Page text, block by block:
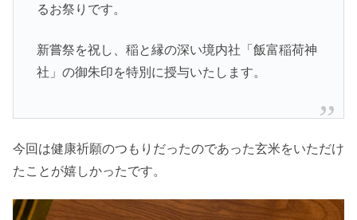
るお祭りです。
新嘗祭を祝し、稲と縁の深い境内社「飯富稲荷神
社」 の御朱印を特別に授与いたします。
今回は健康祈願のつもりだったのであった玄米をいただけ
たことが嬉しかったです。